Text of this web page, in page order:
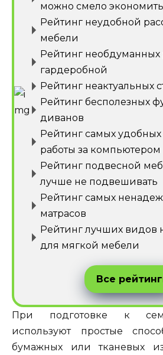
можно смело экономить
Рейтинг неудобной
мебели
Рейтинг
гардеробной
Рейтинг неактуальных
Рейтинг бесполезных
диванов
Рейтинг самых
работы за компьютером
Рейтинг подвесной
лучше не подвешивать
Рейтинг самых
матрасов
Рейтинг лучших видов
для мягкой мебели
Все
При подготовке к
используют простые
бумажных или тканевых